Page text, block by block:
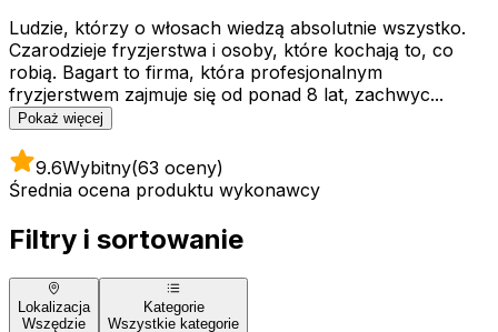
Ludzie, którzy o włosach wiedzą absolutnie wszystko.
Czarodzieje fryzjerstwa i osoby, które kochają to, co
robią. Bagart to firma, która profesjonalnym
fryzjerstwem zajmuje się od ponad 8 lat, zachwyc...
Pokaż więcej
9.6Wybitny(63 oceny)
Średnia ocena produktu wykonawcy
Filtry i sortowanie
Lokalizacja
Wszędzie
Kategorie
Wszystkie kategorie